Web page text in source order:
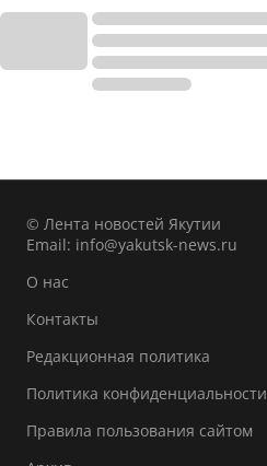
© Лента новостей Якутии
Email: info@yakutsk-news.ru
О нас
Контакты
Редакционная политика
Политика конфиденциальности
Правила пользования сайтом